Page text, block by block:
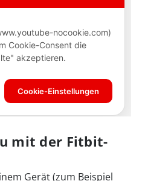
mit der Fitbit-
Gerät (zum Beispiel